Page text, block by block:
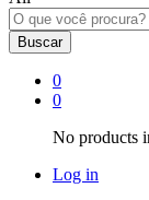
Buscar
0
0
No products
Log in